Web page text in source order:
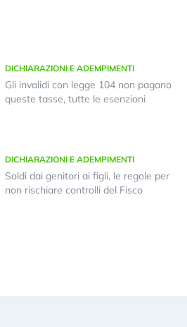
DICHIARAZIONI E ADEMPIMENTI
Gli invalidi con legge 104 non pagano
queste tasse, tutte le esenzioni
DICHIARAZIONI E ADEMPIMENTI
Soldi dai genitori ai figli, le regole per
non rischiare controlli del Fisco